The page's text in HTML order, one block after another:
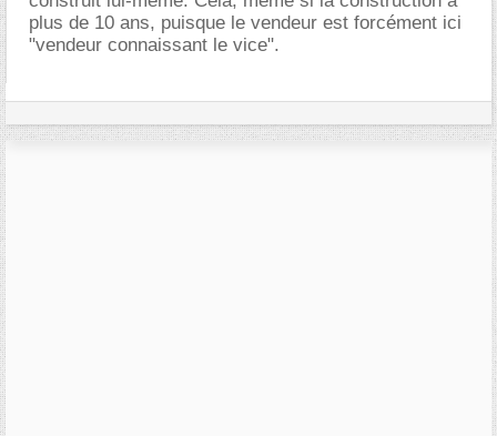
plus de 10 ans, puisque le vendeur est forcément ici
"vendeur connaissant le vice".